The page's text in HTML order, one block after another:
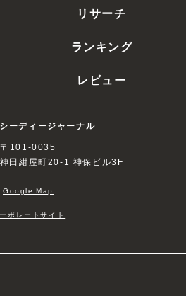
リサーチ
ランキング
レビュー
ーディージャーナル
〒101-0035
田紺屋町20-1 神保ビル3F
Google Map
ポレートサイト